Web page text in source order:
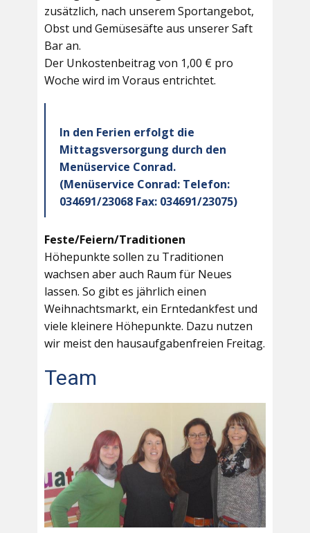
zusätzlich, nach unserem Sportangebot,
Obst und Gemüsesäfte aus unserer Saft
Bar an.
Der Unkostenbeitrag von 1,00 € pro
Woche wird im Voraus entrichtet.
In den Ferien erfolgt die
Mittagsversorgung durch den
Menüservice Conrad.
(Menüservice Conrad: Telefon:
034691/23068 Fax: 034691/23075)
Feste/Feiern/Traditionen
Höhepunkte sollen zu Traditionen
wachsen aber auch Raum für Neues
lassen. So gibt es jährlich einen
Weihnachtsmarkt, ein Erntedankfest und
viele kleinere Höhepunkte. Dazu nutzen
wir meist den hausaufgabenfreien Freitag.
Team